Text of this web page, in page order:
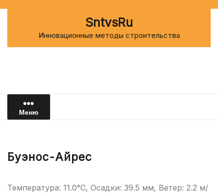
SntvsRu
Инновационные методы строительства
Меню
Буэнос-Айрес
Температура: 11.0°C, Осадки: 39.5 мм, Ветер: 2.2 м/